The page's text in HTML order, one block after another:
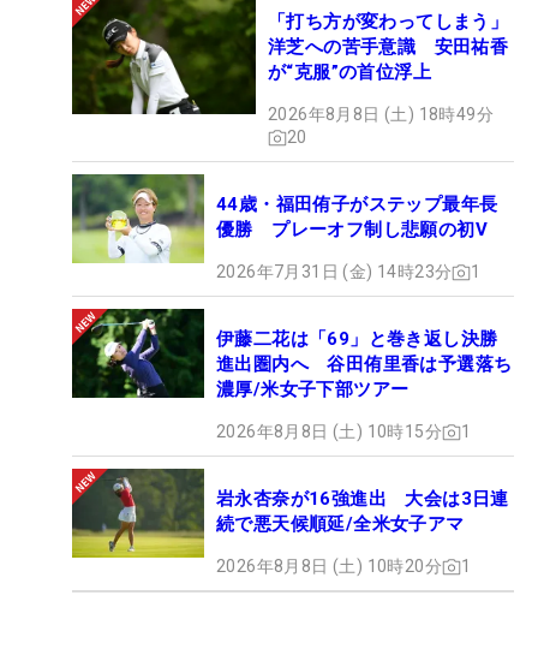
「打ち方が変わってしまう」
洋芝への苦手意識 安田祐香
が“克服”の首位浮上
2026年8月8日 (土) 18時49分
20
44歳・福田侑子がステップ最年長
優勝 プレーオフ制し悲願の初V
2026年7月31日 (金) 14時23分 1
伊藤二花は「69」と巻き返し決勝
進出圏内へ 谷田侑里香は予選落ち
濃厚/米女子下部ツアー
2026年8月8日 (土) 10時15分 1
岩永杏奈が16強進出 大会は3日連
続で悪天候順延/全米女子アマ
2026年8月8日 (土) 10時20分 1